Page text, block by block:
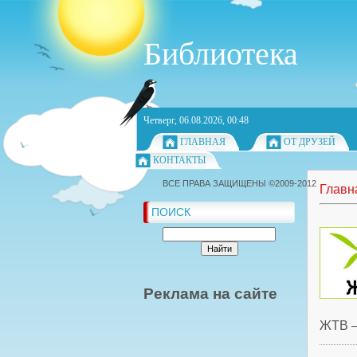
Библиотека
Четверг, 06.08.2026, 00:48
ГЛАВНАЯ
ОТ ДРУЗЕЙ
КОНТАКТЫ
ПОИСК
Реклама на сайте
ЖТВ –
ВСЕ ПРАВА ЗАЩИЩЕНЫ ©2009-2012